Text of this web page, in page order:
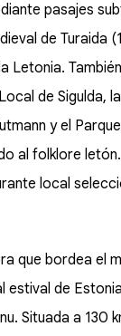
pasajes
de Turaida
Letonia.
de Sigulda,
y el
al folklore letón.
local
que bordea el
estival de
Situada a 130